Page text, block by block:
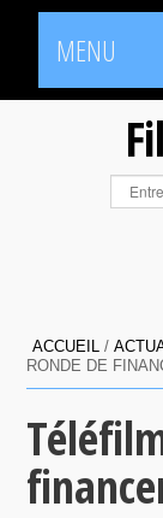
MENU
ACCUEIL /
RONDE DE